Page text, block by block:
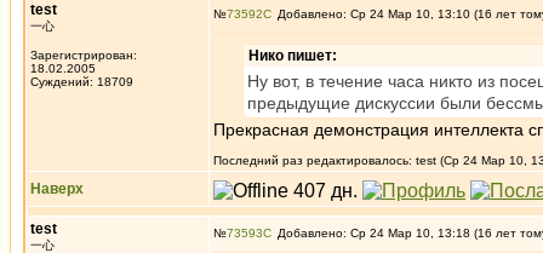
test
一心
Зарегистрирован:
18.02.2005
Суждений: 18709
№73592 Добавлено: Ср 24 Мар 10, 13:10 (16 лет
Нико пишет:
Ну вот, в течение часа никто из
предыдущие дискуссии были
Прекрасная демонстрация интеллекта
Последний раз редактировалось: test (Ср 24 Мар 10,
Наверх
test
一心
№73593 Добавлено: Ср 24 Мар 10, 13:18 (16 лет